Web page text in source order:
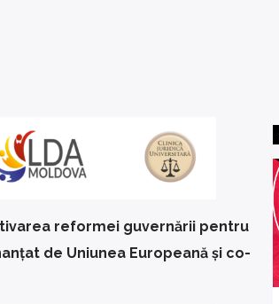
reformei guvernării pentru
de Uniunea Europeană și co-